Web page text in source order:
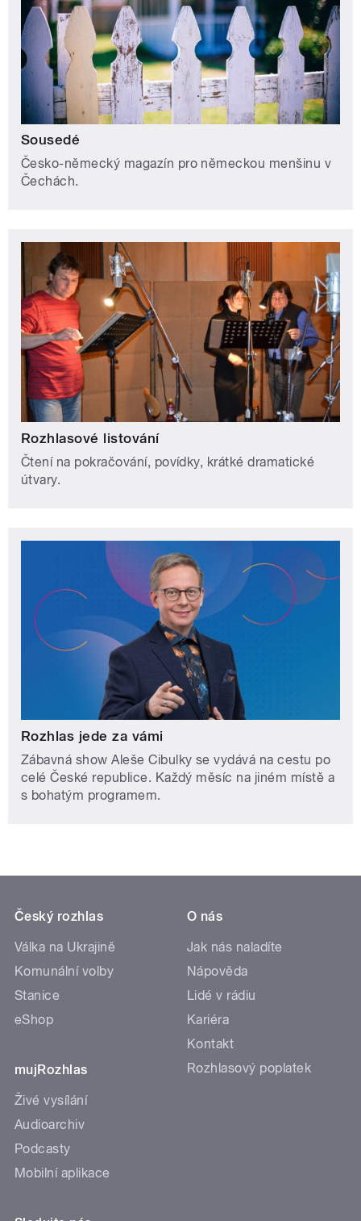
Sousedé
Česko-německý magazín pro německou menšinu v
Čechách.
Rozhlasové listování
Čtení na pokračování, povídky, krátké dramatické
útvary.
Rozhlas jede za vámi
Zábavná show Aleše Cibulky se vydává na cestu po
celé České republice. Každý měsíc na jiném místě a
s bohatým programem.
Český rozhlas
Válka na Ukrajině
Komunální volby
Stanice
eShop
mujRozhlas
Živé vysílání
Audioarchiv
Podcasty
Mobilní aplikace
O nás
Jak nás naladíte
Nápověda
Lidé v rádiu
Kariéra
Kontakt
Rozhlasový poplatek